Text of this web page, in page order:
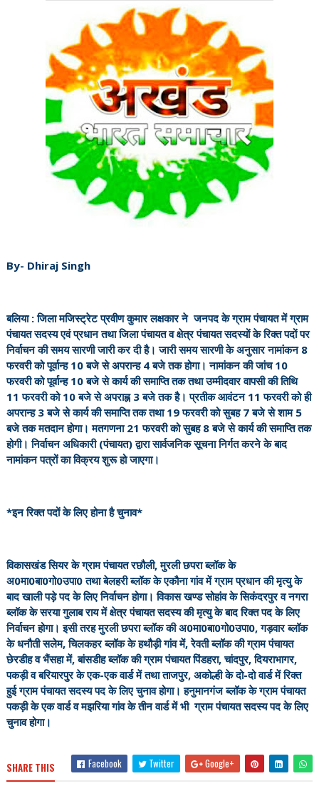
By- Dhiraj Singh
बलिया : जिला मजिस्ट्रेट प्रवीण कुमार लक्षकार ने जनपद के ग्राम पंचायत में ग्राम
पंचायत सदस्य एवं प्रधान तथा जिला पंचायत व क्षेत्र पंचायत सदस्यों के रिक्त पदों पर
निर्वाचन की समय सारणी जारी कर दी है। जारी समय सारणी के अनुसार नामांकन 8
फरवरी को पूर्वान्ह 10 बजे से अपरान्ह 4 बजे तक होगा। नामांकन की जांच 10
फरवरी को पूर्वान्ह 10 बजे से कार्य की समाप्ति तक तथा उम्मीदवार वापसी की तिथि
11 फरवरी को 10 बजे से अपराह्न 3 बजे तक है। प्रतीक आवंटन 11 फरवरी को ही
अपरान्ह 3 बजे से कार्य की समाप्ति तक तथा 19 फरवरी को सुबह 7 बजे से शाम 5
बजे तक मतदान होगा। मतगणना 21 फरवरी को सुबह 8 बजे से कार्य की समाप्ति तक
होगी। निर्वाचन अधिकारी (पंचायत) द्वारा सार्वजनिक सूचना निर्गत करने के बाद
नामांकन पत्रों का विक्रय शुरू हो जाएगा।
*इन रिक्त पदों के लिए होना है चुनाव*
विकासखंड सियर के ग्राम पंचायत रछौली, मुरली छपरा ब्लॉक के
अ0मा0बा0गो0उपा0 तथा बेलहरी ब्लॉक के एकौना गांव में ग्राम प्रधान की मृत्यु के
बाद खाली पड़े पद के लिए निर्वाचन होगा। विकास खण्ड सोहांव के सिकंदरपुर व नगरा
ब्लॉक के सरया गुलाब राय में क्षेत्र पंचायत सदस्य की मृत्यु के बाद रिक्त पद के लिए
निर्वाचन होगा। इसी तरह मुरली छपरा ब्लॉक की अ0मा0बा0गो0उपा0, गड़वार ब्लॉक
के धनौती सलेम, चिलकहर ब्लॉक के हथौड़ी गांव में, रेवती ब्लॉक की ग्राम पंचायत
छेरडीह व भैंसहा में, बांसडीह ब्लॉक की ग्राम पंचायत पिंडहरा, चांदपुर, दियराभागर,
पकड़ी व बरियारपुर के एक-एक वार्ड में तथा ताजपुर, अकोल्ही के दो-दो वार्ड में रिक्त
हुई ग्राम पंचायत सदस्य पद के लिए चुनाव होगा। हनुमानगंज ब्लॉक के ग्राम पंचायत
पकड़ी के एक वार्ड व मझरिया गांव के तीन वार्ड में भी ग्राम पंचायत सदस्य पद के लिए
चुनाव होगा।
SHARE THIS Facebook Twitter Google+